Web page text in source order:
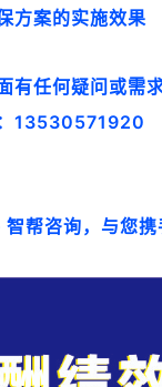
方案的实施效果
有任何疑问或需
13530571920
帮咨询，与您携